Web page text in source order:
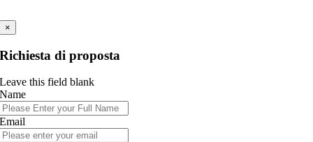
×
Richiesta di proposta
Leave this field blank
Name
Email